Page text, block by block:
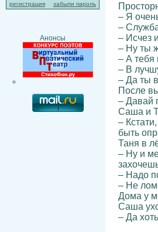
регистрация забыли пароль
Анонсы
– Я
–
– Исчез
– Ну ты
– А тебя
– В
– Да ты
После
– Давай
Саша и
–
быть
Таня в
– Ну и
– Надо
– Не
Дома у
Саша
– Да